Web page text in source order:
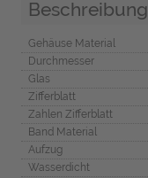
Beschreibung
Gehäuse Material
Durchmesser
Glas
Zifferblatt
Zahlen Zifferblatt
Band Material
Aufzug
Wasserdicht